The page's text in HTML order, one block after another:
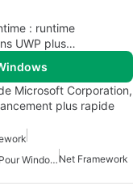
: runtime
UWP plus
Microsoft Corporation,
plus rapide
Microsoft Net Framework Pour Windows Net Framework